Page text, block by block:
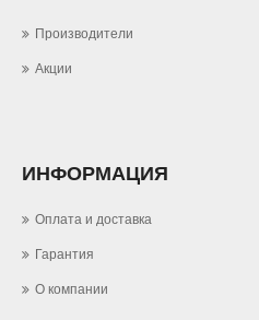
Производители
Акции
ИНФОРМАЦИЯ
Оплата и доставка
Гарантия
О компании